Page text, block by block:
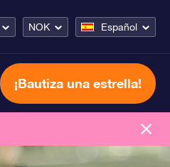
NOK Español
¡Bautiza una estrella!